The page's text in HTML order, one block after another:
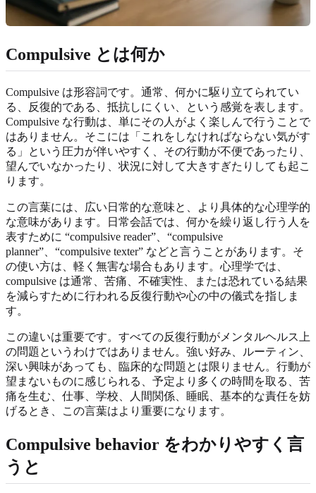
Compulsive とは何か
Compulsive は形容詞です。通常、何かに駆り立てられてい
る、反復的である、抵抗しにくい、という感覚を表します。
Compulsive な行動は、単にその人がよく楽しんで行うことで
はありません。そこには「これをしなければならない気がす
る」という圧力が伴いやすく、その行動が不便であったり、
望んでいなかったり、状況に対して大きすぎたりしても起こ
ります。
この言葉には、広い日常的な意味と、より具体的な心理学的
な意味があります。日常会話では、何かを繰り返し行う人を
表すために “compulsive reader”、“compulsive
planner”、“compulsive texter” などと言うことがあります。そ
の使い方は、軽く無害な場合もあります。心理学では、
compulsive は通常、苦痛、不確実性、または恐れている結果
を減らすために行われる反復行動や心の中の儀式を指しま
す。
この違いは重要です。すべての反復行動がメンタルヘルス上
の問題というわけではありません。強い好み、ルーティン、
深い興味があっても、臨床的な問題とは限りません。行動が
望まないものに感じられる、予定より多くの時間を取る、苦
痛を生む、仕事、学校、人間関係、睡眠、基本的な責任を妨
げるとき、この言葉はより重要になります。
Compulsive behavior をわかりやすく言
うと